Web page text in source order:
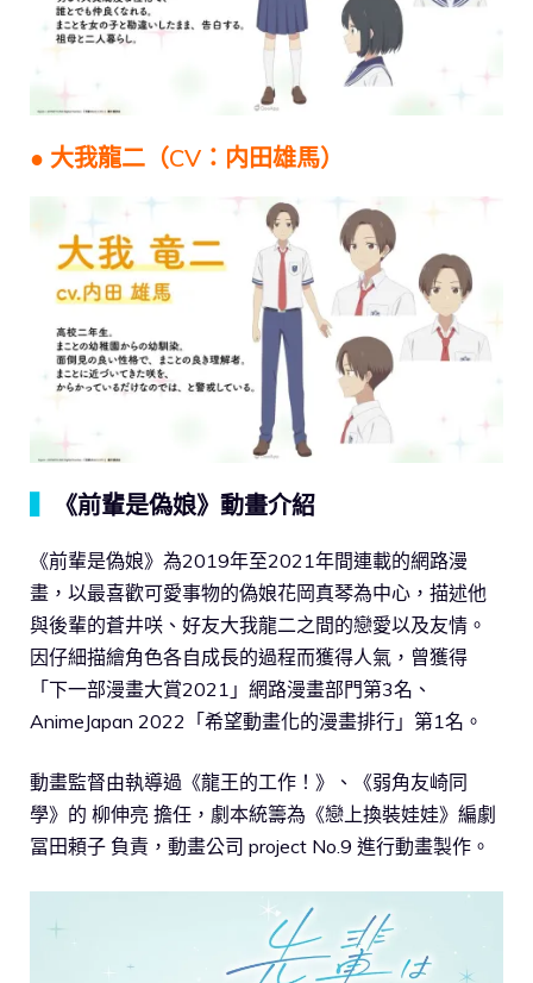
● 大我龍二（CV：内田雄馬）
《前輩是偽娘》動畫介紹
《前輩是偽娘》為2019年至2021年間連載的網路漫
畫，以最喜歡可愛事物的偽娘花岡真琴為中心，描述他
與後輩的蒼井咲、好友大我龍二之間的戀愛以及友情。
因仔細描繪角色各自成長的過程而獲得人氣，曾獲得
「下一部漫畫大賞2021」網路漫畫部門第3名、
AnimeJapan 2022「希望動畫化的漫畫排行」第1名。
動畫監督由執導過《龍王的工作！》、《弱角友崎同
學》的 柳伸亮 擔任，劇本統籌為《戀上換裝娃娃》編劇
冨田頼子 負責，動畫公司 project No.9 進行動畫製作。